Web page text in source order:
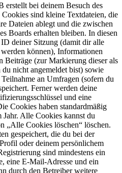
erstellt bei deinem Besuch des
sind kleine Textdateien, die
Dateien ablegt und die zwischen
Boards erhalten bleiben. In diesen
deiner Sitzung (damit dir alle
können), Informationen
Beiträge (zur Markierung dieser als
du nicht angemeldet bist) sowie
an Umfragen (sofern du
Ferner werden deine
und eine
Cookies haben standardmäßig
Alle Cookies kannst du
„Alle Cookies löschen“ löschen.
gespeichert, die du bei der
oder deinem persönlichem
sind mindestens ein
eine E-Mail-Adresse und ein
durch den Betreiber weitere